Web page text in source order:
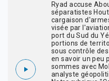
Ryad accuse
séparatistes
cargaison
visée par
port du Sud du
portions de
sous contrôle
en savoir un peu
sommes avec
analyste